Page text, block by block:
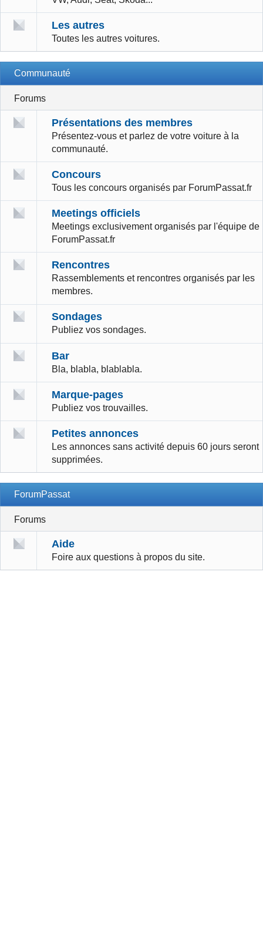
Les autres
Toutes les autres voitures.
Communauté
Forums
Présentations des membres
Présentez-vous et parlez de votre voiture à la
communauté.
Concours
Tous les concours organisés par ForumPassat.fr
Meetings officiels
Meetings exclusivement organisés par l'équipe de
ForumPassat.fr
Rencontres
Rassemblements et rencontres organisés par les
membres.
Sondages
Publiez vos sondages.
Bar
Bla, blabla, blablabla.
Marque-pages
Publiez vos trouvailles.
Petites annonces
Les annonces sans activité depuis 60 jours seront
supprimées.
ForumPassat
Forums
Aide
Foire aux questions à propos du site.